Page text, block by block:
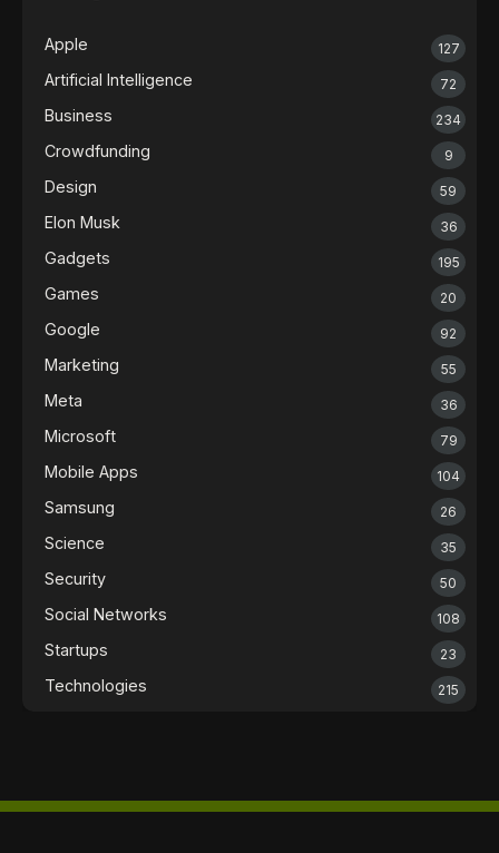
Apple 127
Artificial Intelligence 72
Business 234
Crowdfunding 9
Design 59
Elon Musk 36
Gadgets 195
Games 20
Google 92
Marketing 55
Meta 36
Microsoft 79
Mobile Apps 104
Samsung 26
Science 35
Security 50
Social Networks 108
Startups 23
Technologies 215